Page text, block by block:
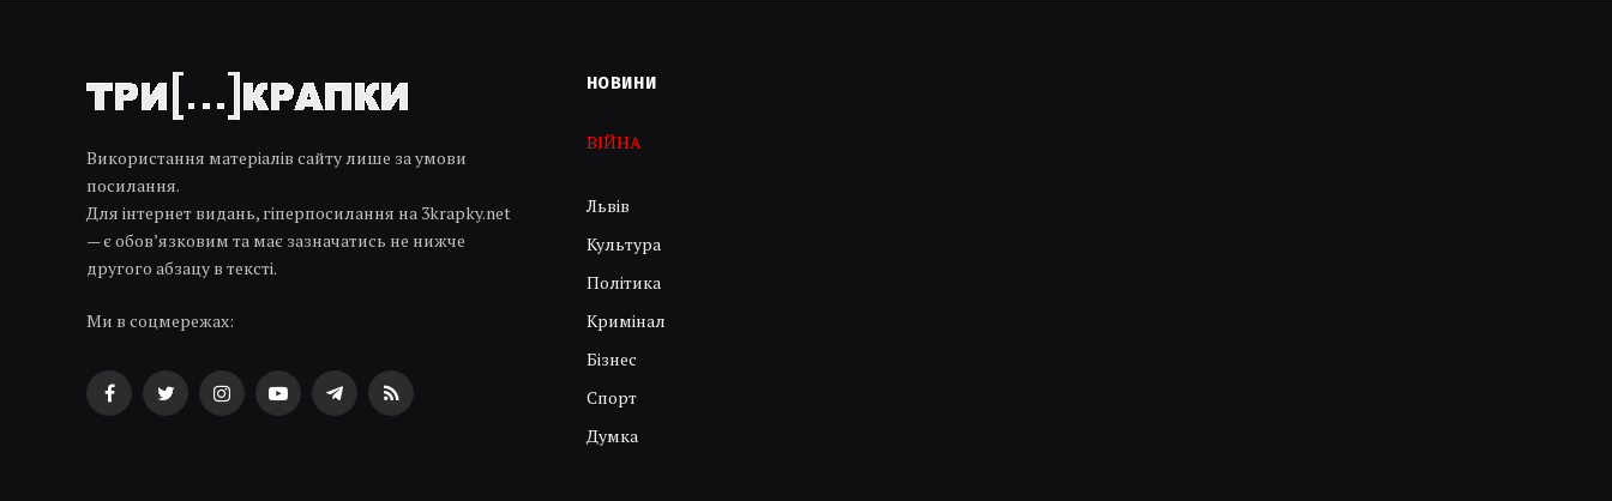
Використання матеріалів сайту лише за умови
посилання.
Для інтернет видань, гіперпосилання на 3krapky.net
— є обов’язковим та має зазначатись не нижче
другого абзацу в тексті.
Ми в соцмережах:
FacebookTwitterInstagramYouTubeTelegramRSS
НОВИНИ
ВІЙНА
Львів
Культура
Політика
Кримінал
Бізнес
Спорт
Думка